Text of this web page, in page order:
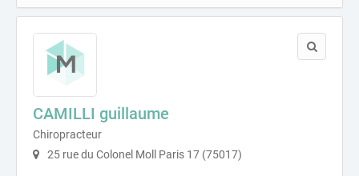
CAMILLI guillaume
Chiropracteur
25 rue du Colonel Moll Paris 17 (75017)